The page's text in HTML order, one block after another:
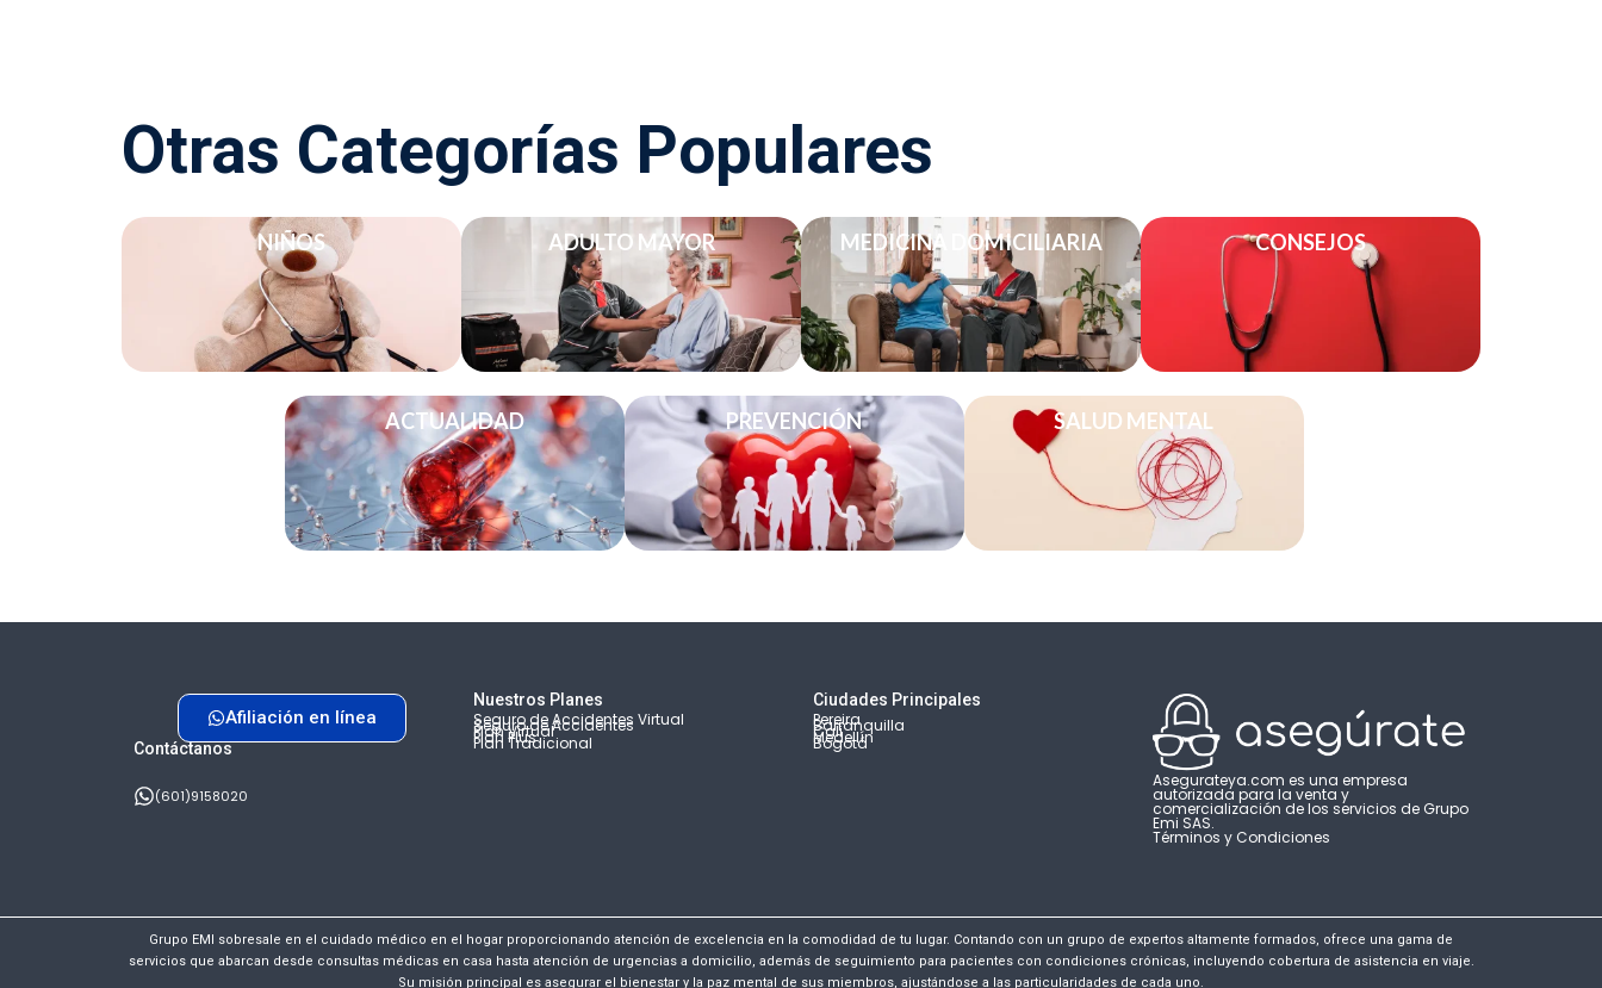
Otras Categorías Populares
NIÑOS ADULTO MAYOR MEDICINA DOMICILIARIA CONSEJOS
ACTUALIDAD PREVENCIÓN SALUD MENTAL
Afiliación en línea
Contáctanos
(601)9158020
Nuestros Planes
Plan Tradicional
Plan Plus
Plan Virtual
Seguro de Accidentes
Seguro de Accidentes Virtual
Ciudades Principales
Bogotá
Medellín
Cali
Barranquilla
Pereira
Asegurateya.com es una empresa
autorizada para la venta y
comercialización de los servicios de Grupo
Emi SAS.
Términos y Condiciones
Grupo EMI sobresale en el cuidado médico en el hogar proporcionando atención de excelencia en la comodidad de tu lugar. Contando con un grupo de expertos altamente formados, ofrece una gama de
servicios que abarcan desde consultas médicas en casa hasta atención de urgencias a domicilio, además de seguimiento para pacientes con condiciones crónicas, incluyendo cobertura de asistencia en viaje.
Su misión principal es asegurar el bienestar y la paz mental de sus miembros, ajustándose a las particularidades de cada uno.